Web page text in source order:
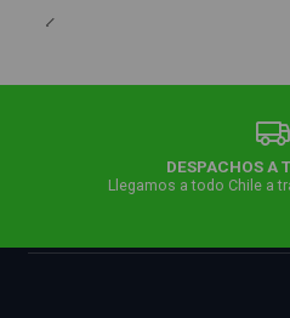
DESPACHOS A
Llegamos a todo Chile a